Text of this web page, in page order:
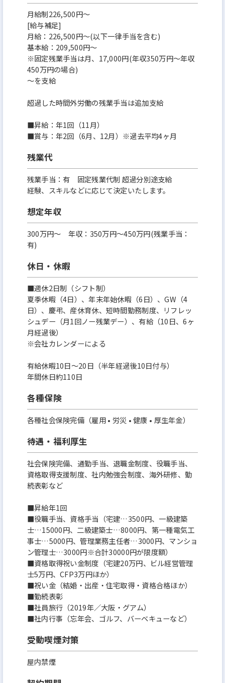
月給制226,500円～
[給与補足]
月給：226,500円～(以下一律手当を含む)
基本給：209,500円～
※固定残業手当は月、17,000円(年収350万円～年収
450万円の場合)
～を支給
超過した時間外労働の残業手当は追加支給
■昇給：年1回（11月）
■賞与：年2回（6月、12月）※過去平均4ヶ月
残業代
残業手当：有 固定残業代制 超過分別途支給
経験、スキルなどに応じて決定いたします。
想定年収
300万円〜 年収：350万円～450万円(残業手当：
有)
休日・休暇
■週休2日制（シフト制）
夏季休暇（4日）、年末年始休暇（6日）、GW（4
日）、慶弔、産休育休、短時間勤務制度、リフレッ
シュデー（月1回ノー残業デー）、有給（10日、6ヶ
月経過後）
※会社カレンダーによる
有給休暇10日〜20日（半年経過後10日付与）
年間休日約110日
各種保険
各種社会保険完備（雇用 • 労災 • 健康 • 厚生年金）
待遇・福利厚生
社会保険完備、通勤手当、退職金制度、役職手当、
資格取得支援制度、社内勉強会制度、海外研修、勤
続表彰など
■昇給年1回
■役職手当、資格手当（宅建…3500円、一級建築
士…15000円、二級建築士…8000円、第一種電気工
事士…5000円、管理業務主任者…3000円、マンショ
ン管理士…3000円※合計30000円が限度額）
■資格取得祝い金制度（宅建20万円、ビル経営管理
士5万円、CFP3万円ほか）
■祝い金（結婚・出産・住宅取得・資格合格ほか）
■勤続表彰
■社員旅行（2019年／大阪・グアム）
■社内行事（忘年会、ゴルフ、バーベキューなど）
受動喫煙対策
屋内禁煙